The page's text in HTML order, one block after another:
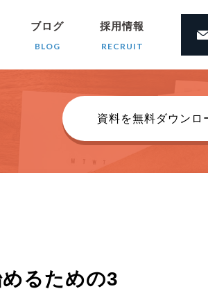
ブログ
BLOG
採用情報
RECRUIT
資料を無料ダウンロ
るための3